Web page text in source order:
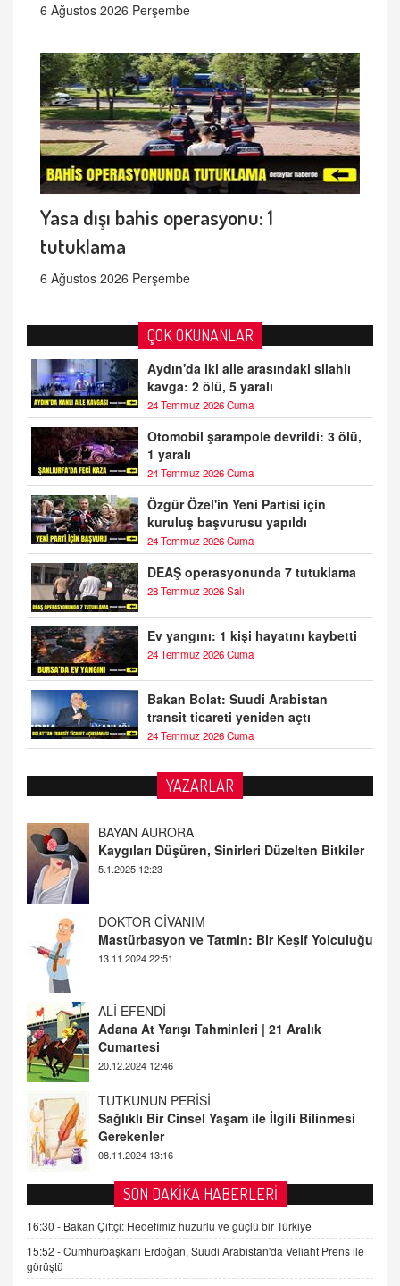
6 Ağustos 2026 Perşembe
Yasa dışı bahis operasyonu: 1
tutuklama
6 Ağustos 2026 Perşembe
ÇOK OKUNANLAR
Aydın'da iki aile arasındaki silahlı
kavga: 2 ölü, 5 yaralı
24 Temmuz 2026 Cuma
Otomobil şarampole devrildi: 3 ölü,
1 yaralı
24 Temmuz 2026 Cuma
Özgür Özel'in Yeni Partisi için
kuruluş başvurusu yapıldı
24 Temmuz 2026 Cuma
DEAŞ operasyonunda 7 tutuklama
28 Temmuz 2026 Salı
Ev yangını: 1 kişi hayatını kaybetti
24 Temmuz 2026 Cuma
Bakan Bolat: Suudi Arabistan
transit ticareti yeniden açtı
24 Temmuz 2026 Cuma
YAZARLAR
DOKTOR CİVANIM
Mastürbasyon ve Tatmin: Bir Keşif Yolculuğu
13.11.2024 22:51
ALİ EFENDİ
Adana At Yarışı Tahminleri | 21 Aralık
Cumartesi
TUTKUNUN PERİSİ
Sağlıklı Bir Cinsel Yaşam ile İlgili Bilinmesi
Gerekenler
08.11.2024 13:16
FARUK ÖNALAN
Tezkere Onaylanmasaydı…
2 Kasım 2021 Salı 00:11
AV. DOĞAN CAN DOĞAN
Kişisel verilerin korunması ve dijital hukukun
gelişimi
15.09.2025 16:17
SEHER EREK
SON DAKİKA HABERLERİ
16:30 - Bakan Çiftçi: Hedefimiz huzurlu ve güçlü bir Türkiye
15:52 -Cumhurbaşkanı Erdoğan, Suudi Arabistan'da Veliaht Prens ile
görüştü